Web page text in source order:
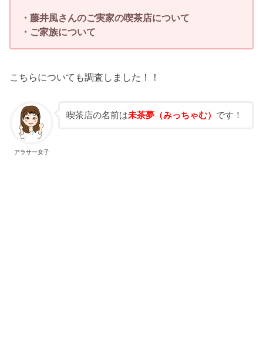
・藤井風さんのご実家の喫茶店について
・ご家族について
こちらについても調査しました！！
アラサー女子
喫茶店の名前は未茶夢（みっちゃむ） です！